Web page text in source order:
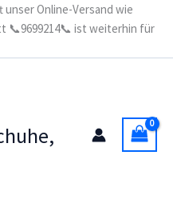
unser Online-Versand wie
📞9699214📞 ist weiterhin für